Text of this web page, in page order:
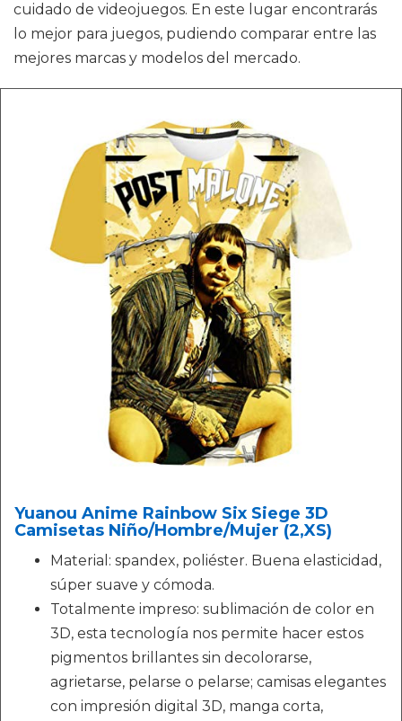
cuidado de videojuegos. En este lugar encontrarás
lo mejor para juegos, pudiendo comparar entre las
mejores marcas y modelos del mercado.
Yuanou Anime Rainbow Six Siege 3D
Camisetas Niño/Hombre/Mujer (2,XS)
Material: spandex, poliéster. Buena elasticidad,
súper suave y cómoda.
Totalmente impreso: sublimación de color en
3D, esta tecnología nos permite hacer estos
pigmentos brillantes sin decolorarse,
agrietarse, pelarse o pelarse; camisas elegantes
con impresión digital 3D, manga corta,